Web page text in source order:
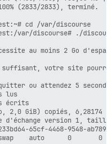
(2833/2833), terminé.
cd /var/discourse
var/discourse# ./
au moins 2 Go
suffisant, votre site
ou attendez 5
lus
écrits
2,0 GiB) copiés, 6,28174
d'échange version 1, taille
65cf-4468-9548-
auto      0       0